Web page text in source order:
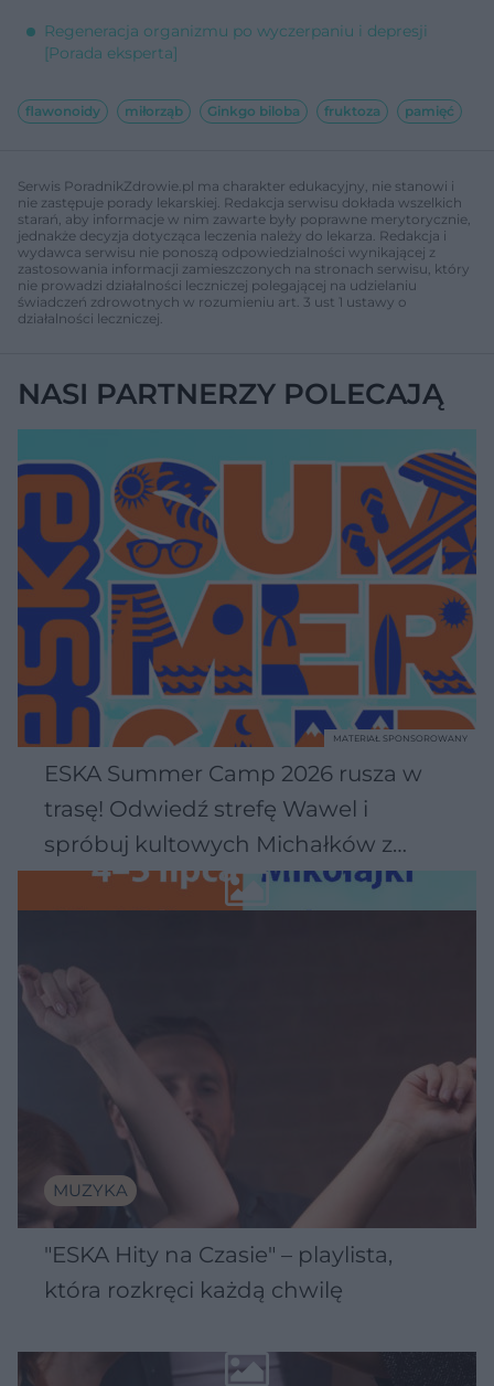
Regeneracja organizmu po wyczerpaniu i depresji
[Porada eksperta]
flawonoidy miłorząb Ginkgo biloba fruktoza pamięć
Serwis PoradnikZdrowie.pl ma charakter edukacyjny, nie stanowi i
nie zastępuje porady lekarskiej. Redakcja serwisu dokłada wszelkich
starań, aby informacje w nim zawarte były poprawne merytorycznie,
jednakże decyzja dotycząca leczenia należy do lekarza. Redakcja i
wydawca serwisu nie ponoszą odpowiedzialności wynikającej z
zastosowania informacji zamieszczonych na stronach serwisu, który
nie prowadzi działalności leczniczej polegającej na udzielaniu
świadczeń zdrowotnych w rozumieniu art. 3 ust 1 ustawy o
działalności leczniczej.
NASI PARTNERZY POLECAJĄ
ESKA Summer Camp 2026 rusza w
trasę! Odwiedź strefę Wawel i
spróbuj kultowych Michałków z
Wawelu
MATERIAŁ SPONSOROWANY
MUZYKA
"ESKA Hity na Czasie" – playlista,
która rozkręci każdą chwilę